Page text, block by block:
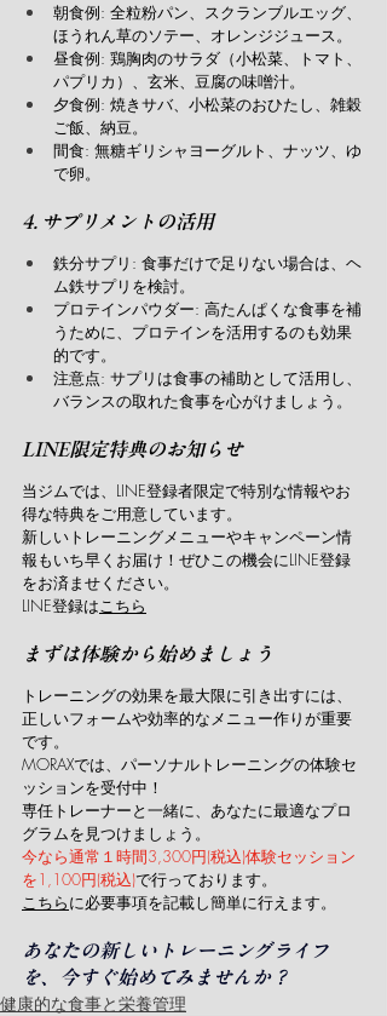
朝食例: 全粒粉パン、スクランブルエッグ、
ほうれん草のソテー、オレンジジュース。
昼食例: 鶏胸肉のサラダ（小松菜、トマト、
パプリカ）、玄米、豆腐の味噌汁。
夕食例: 焼きサバ、小松菜のおひたし、雑穀
ご飯、納豆。
間食: 無糖ギリシャヨーグルト、ナッツ、ゆ
で卵。
4. サプリメントの活用
鉄分サプリ: 食事だけで足りない場合は、ヘ
ム鉄サプリを検討。
プロテインパウダー: 高たんぱくな食事を補
うために、プロテインを活用するのも効果
的です。
注意点: サプリは食事の補助として活用し、
バランスの取れた食事を心がけましょう。
LINE限定特典のお知らせ
当ジムでは、LINE登録者限定で特別な情報やお
得な特典をご用意しています。
新しいトレーニングメニューやキャンペーン情
報もいち早くお届け！ぜひこの機会にLINE登録
をお済ませください。
LINE登録はこちら
まずは体験から始めましょう
トレーニングの効果を最大限に引き出すには、
正しいフォームや効率的なメニュー作りが重要
です。
MORAXでは、パーソナルトレーニングの体験セ
ッションを受付中！
専任トレーナーと一緒に、あなたに最適なプロ
グラムを見つけましょう。
今なら通常１時間3,300円(税込)体験セッション
を1,100円(税込)で行っております。
こちらに必要事項を記載し簡単に行えます。
あなたの新しいトレーニングライフ
を、今すぐ始めてみませんか？
健康的な食事と栄養管理